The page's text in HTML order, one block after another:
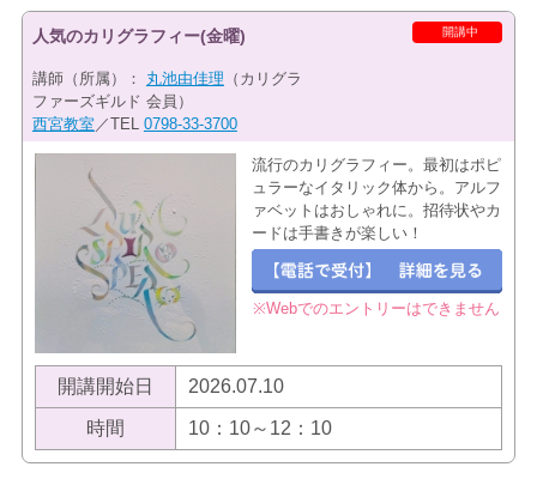
開講中
人気のカリグラフィー(金曜)
講師（所属）： 丸池由佳理 （カリグラ
ファーズギルド 会員）
西宮教室 ／TEL 0798-33-3700
流行のカリグラフィー。最初はポピ
ュラーなイタリック体から。アルフ
ァベットはおしゃれに。招待状やカ
ードは手書きが楽しい！
※Webでのエントリーはできません
開講開始日 2026.07.10
時間 10：10～12：10